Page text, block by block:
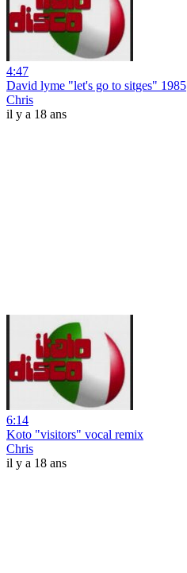
4:47
David lyme "let's go to sitges" 1985
Chris
il y a 18 ans
6:14
Koto "visitors" vocal remix
Chris
il y a 18 ans